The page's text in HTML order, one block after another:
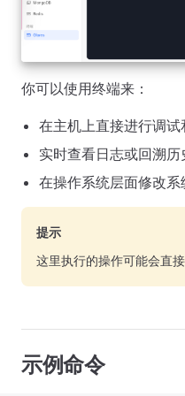
你可以使用终端来：
在主机上直接进行调试
实时查看日志或回溯历
在操作系统层面修改系
提示
这里执行的操作可能会直
示例命令